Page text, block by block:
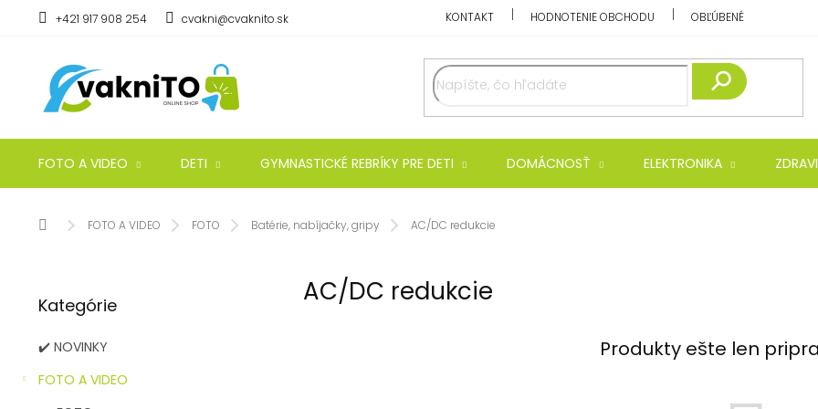
+421 917 908 254 cvakni@cvaknito.sk KONTAKT HODNOTENIE OBCHODU OBĽÚBENÉ
FOTO A VIDEO DETI GYMNASTICKÉ REBRÍKY PRE DETI DOMÁCNOSŤ ELEKTRONIKA
DomovFOTO A VIDEO FOTO Batérie, nabíjačky, gripy AC/DC redukcie
č
ý
p
a
kategórie
Kategórie
✔️ NOVINKY
FOTO A VIDEO
AC/DC redukcie
Produkty ešte len